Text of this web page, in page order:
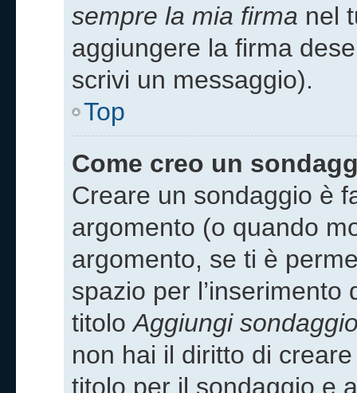
sempre la mia firma nel
aggiungere la firma
scrivi un messaggio).
Top
Come creo un
Creare un sondaggio è
argomento (o quando
argomento, se ti è
spazio per
titoloAggiungi
non hai il diritto di
titolo per il sondaggio e